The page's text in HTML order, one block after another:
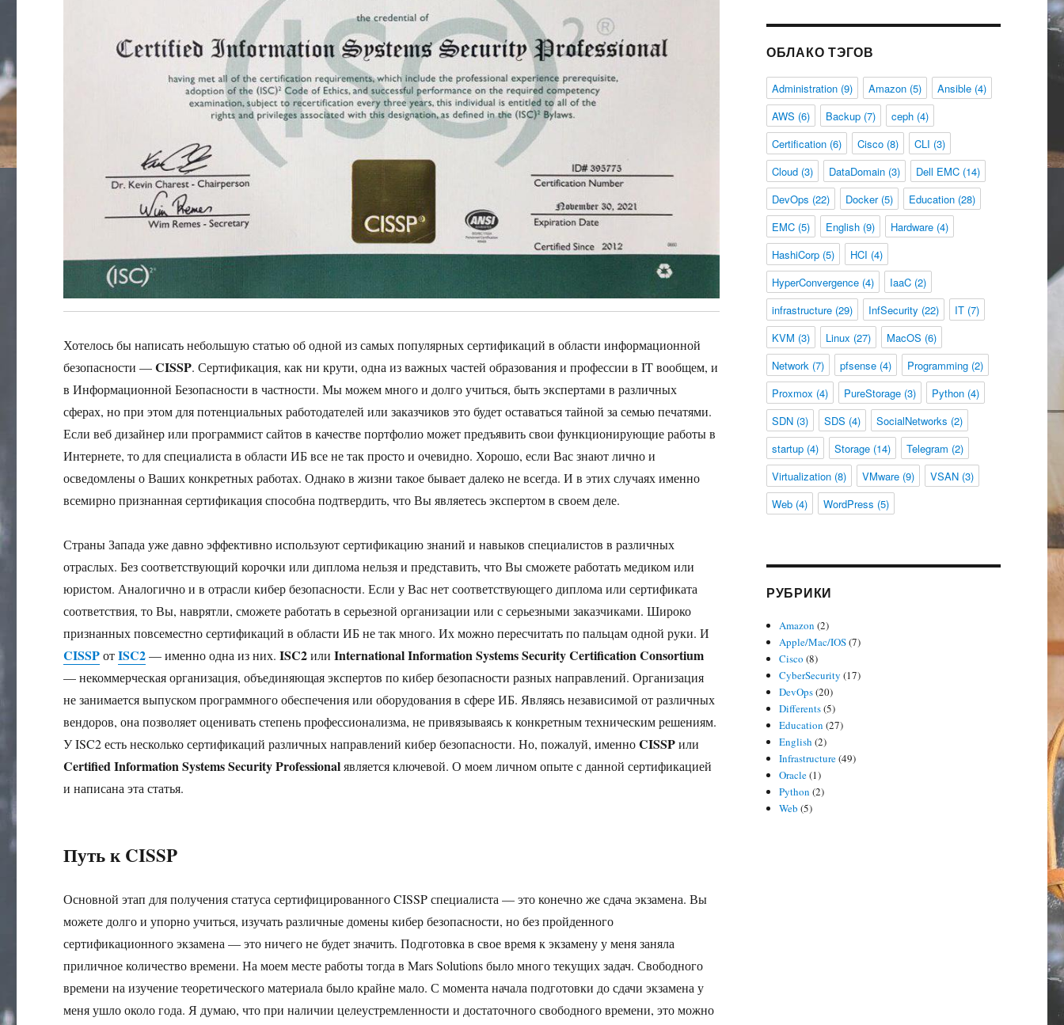
Хотелось бы написать небольшую статью об одной из самых популярных сертификаций в области информационной
безопасности —CISSP. Сертификация, как ни крути, одна из важных частей образования и профессии в IT вообщем, и
в Информационной Безопасности в частности. Мы можем много и долго учиться, быть экспертами в различных
сферах, но при этом для потенциальных работодателей или заказчиков это будет оставаться тайной за семью печатями.
Если веб дизайнер или программист сайтов в качестве портфолио может предъявить свои функционирующие работы в
Интернете, то для специалиста в области ИБ все не так просто и очевидно. Хорошо, если Вас знают лично и
осведомлены о Ваших конкретных работах. Однако в жизни такое бывает далеко не всегда. И в этих случаях именно
всемирно признанная сертификация способна подтвердить, что Вы являетесь экспертом в своем деле.
Страны Запада уже давно эффективно используют сертификацию знаний и навыков специалистов в различных
отраслых. Без соответствующий корочки или диплома нельзя и представить, что Вы сможете работать медиком или
юристом. Аналогично и в отрасли кибер безопасности. Если у Вас нет соответствующего диплома или сертификата
соответствия, то Вы, наврятли, сможете работать в серьезной организации или с серьезными заказчиками. Широко
признанных повсеместно сертификаций в области ИБ не так много. Их можно пересчитать по пальцам одной руки. И
CISSPотISC2— именно одна из них.ISC2илиInternational Information Systems Security Certification Consortium
— некоммерческая организация, объединяющая экспертов по кибер безопасности разных направлений. Организация
не занимается выпуском программного обеспечения или оборудования в сфере ИБ. Являясь независимой от различных
вендоров, она позволяет оценивать степень профессионализма, не привязываясь к конкретным техническим решениям.
У ISC2 есть несколько сертификаций различных направлений кибер безопасности. Но, пожалуй, именноCISSPили
Certified Information Systems Security Professionalявляется ключевой. О моем личном опыте с данной сертификацией
и написана эта статья.
Путь к CISSP
Основной этап для получения статуса сертифицированного CISSP специалиста — это конечно же сдача экзамена. Вы
можете долго и упорно учиться, изучать различные домены кибер безопасности, но без пройденного
сертификационного экзамена — это ничего не будет значить. Подготовка в свое время к экзамену у меня заняла
приличное количество времени. На моем месте работы тогда в Mars Solutions было много текущих задач. Свободного
времени на изучение теоретического материала было крайне мало. С момента начала подготовки до сдачи экзамена у
меня ушло около года. Я думаю, что при наличии целеустремленности и достаточного свободного времени, это можно
ОБЛАКО ТЭГОВ
Administration(9) Amazon(5) Ansible(4)
AWS (6) Backup(7) ceph(4)
Certification(6) Cisco(8) CLI (3)
Cloud(3) DataDomain(3) Dell EMC(14)
DevOps (22) Docker(5) Education(28)
EMC(5) English(9) Hardware(4)
HashiCorp(5) HCI (4)
HyperConvergence(4) IaaC(2)
infrastructure(29) InfSecurity (22) IT(7)
KVM (3) Linux (27) MacOS (6)
Network(7) pfsense(4) Programming(2)
Proxmox (4) PureStorage(3) Python(4)
SDN(3) SDS (4) SocialNetworks (2)
startup(4) Storage(14) Telegram (2)
Virtualization(8) VMware(9) VSAN(3)
Web(4) WordPress (5)
РУБРИКИ
Amazon (2)
Apple/Mac/IOS(7)
Cisco (8)
CyberSecurity (17)
DevOps(20)
Differents(5)
Education (27)
English (2)
Infrastructure(49)
Oracle(1)
Python (2)
Web (5)